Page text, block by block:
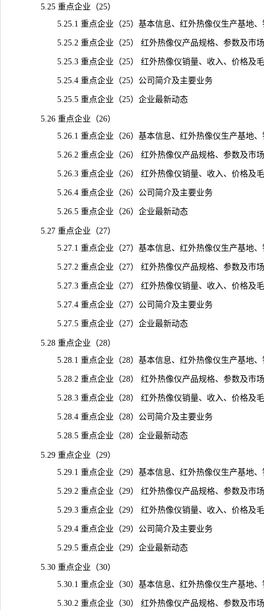
5.25 重点企业（25）
5.25.1 重点企业（25）基本信息、红外热像仪生产基地、
5.25.2 重点企业（25） 红外热像仪产品规格、参数及市
5.25.3 重点企业（25） 红外热像仪销量、收入、价格及毛
5.25.4 重点企业（25）公司简介及主要业务
5.25.5 重点企业（25）企业最新动态
5.26 重点企业（26）
5.26.1 重点企业（26）基本信息、红外热像仪生产基地、
5.26.2 重点企业（26） 红外热像仪产品规格、参数及市
5.26.3 重点企业（26） 红外热像仪销量、收入、价格及毛
5.26.4 重点企业（26）公司简介及主要业务
5.26.5 重点企业（26）企业最新动态
5.27 重点企业（27）
5.27.1 重点企业（27）基本信息、红外热像仪生产基地、
5.27.2 重点企业（27） 红外热像仪产品规格、参数及市
5.27.3 重点企业（27） 红外热像仪销量、收入、价格及毛
5.27.4 重点企业（27）公司简介及主要业务
5.27.5 重点企业（27）企业最新动态
5.28 重点企业（28）
5.28.1 重点企业（28）基本信息、红外热像仪生产基地、
5.28.2 重点企业（28） 红外热像仪产品规格、参数及市
5.28.3 重点企业（28） 红外热像仪销量、收入、价格及毛
5.28.4 重点企业（28）公司简介及主要业务
5.28.5 重点企业（28）企业最新动态
5.29 重点企业（29）
5.29.1 重点企业（29）基本信息、红外热像仪生产基地、
5.29.2 重点企业（29） 红外热像仪产品规格、参数及市
5.29.3 重点企业（29） 红外热像仪销量、收入、价格及毛
5.29.4 重点企业（29）公司简介及主要业务
5.29.5 重点企业（29）企业最新动态
5.30 重点企业（30）
5.30.1 重点企业（30）基本信息、红外热像仪生产基地、
5.30.2 重点企业（30） 红外热像仪产品规格、参数及市